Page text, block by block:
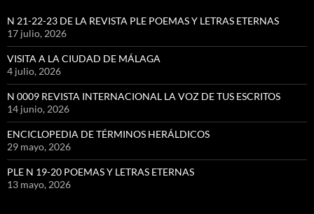
N 21-22-23 DE LA REVISTA PLE POEMAS Y LETRAS ETERNAS
17 julio, 2026
VISITA A LA CIUDAD DE MÁLAGA
4 julio, 2026
N 0009 REVISTA INTERNACIONAL LA VOZ DE TUS ESCRITOS
14 junio, 2026
ENCICLOPEDIA DE TÉRMINOS HERÁLDICOS
29 mayo, 2026
PLE N 19-20 POEMAS Y LETRAS ETERNAS
13 mayo, 2026